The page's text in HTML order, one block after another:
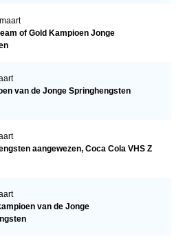
of Gold Kampioen Jonge
van de Jonge Springhengsten
aangewezen, Coca Cola VHS Z
van de Jonge